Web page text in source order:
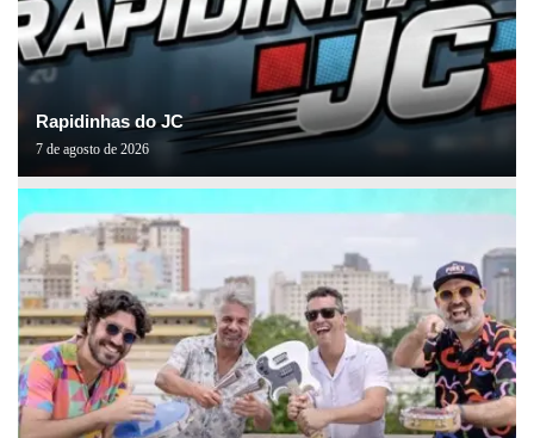
Rapidinhas do JC
7 de agosto de 2026